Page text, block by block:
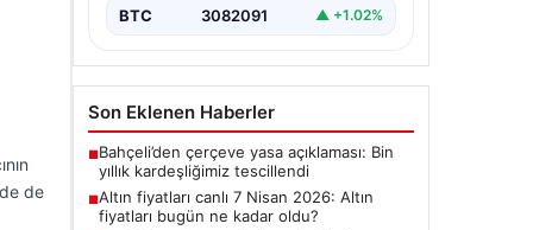
de
BTC 3082091 ▲ +1.02%
Son Eklenen Haberler
■Bahçeli’den çerçeve yasa açıklaması: Bin
yıllık kardeşliğimiz tescillendi
■Altın fiyatları canlı 7 Nisan 2026: Altın
fiyatları bugün ne kadar oldu?